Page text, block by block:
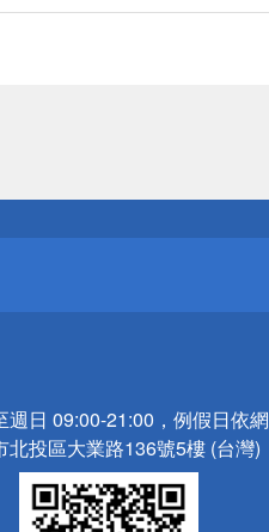
週日 09:00-21:00，例假日依
北投區大業路136號5樓 (台灣)